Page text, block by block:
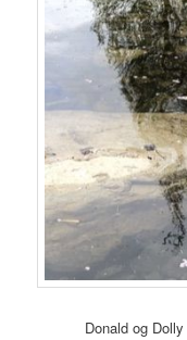
Donald og